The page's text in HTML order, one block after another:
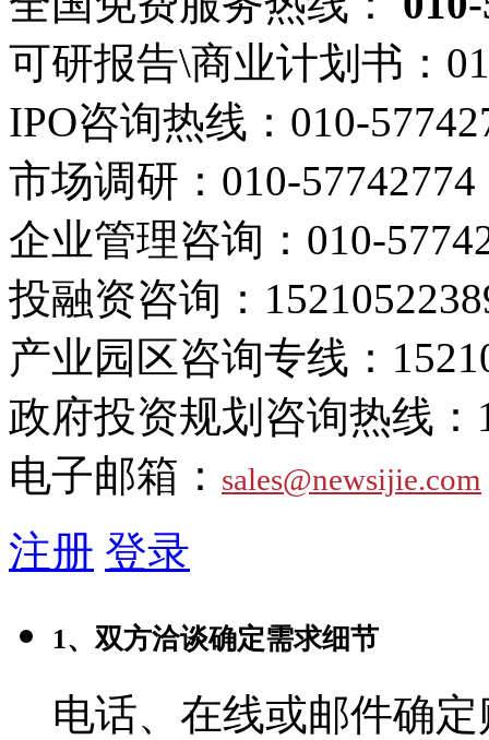
可研报告\商业计划书：
IPO咨询热线： 010-
市场调研： 010-57742774
企业管理咨询： 010-
投融资咨询：
产业园区咨询专线：
政府投资规划咨询热线：
电子邮箱： sales@newsijie.com
注册 登录
1、双方洽谈确定需求细节
电话、在线或邮件确